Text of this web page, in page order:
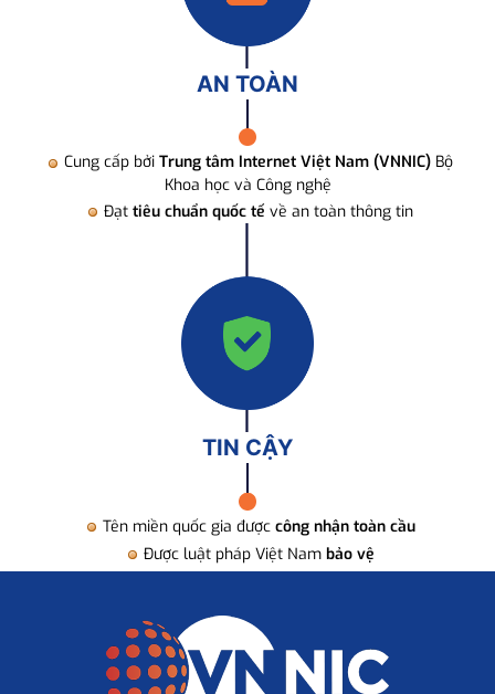
AN TOÀN
Cung cấp bởi Trung tâm Internet Việt Nam (VNNIC) Bộ
Khoa học và Công nghệ
Đạt tiêu chuẩn quốc tế về an toàn thông tin
TIN CẬY
Tên miền quốc gia được công nhận toàn cầu
Được luật pháp Việt Nam bảo vệ